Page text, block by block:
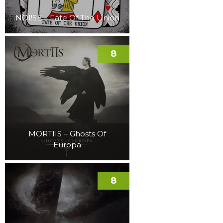
NOI!SE – Fate Of The Union
MORTIIS – Ghosts Of
Europa
8
8